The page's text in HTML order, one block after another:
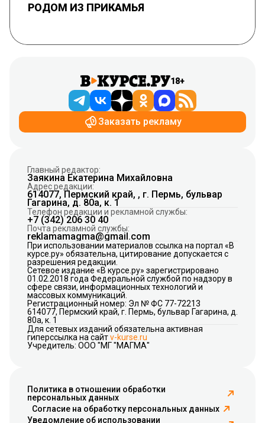
РОДОМ ИЗ ПРИКАМЬЯ
18+
Заказать рекламу
Главный редактор:
Заякина Екатерина Михайловна
Адрес редакции:
614077, Пермский край, , г. Пермь, бульвар
Гагарина, д. 80а, к. 1
Телефон редакции и рекламной службы:
+7 (342) 206 30 40
Почта рекламной службы:
reklamamagma@gmail.com
При использовании материалов ссылка на портал «В
курсе.ру» обязательна, цитирование допускается с
разрешения редакции.
Сетевое издание «В курсе.ру» зарегистрировано
01.02.2018 года Федеральной службой по надзору в
сфере связи, информационных технологий и
массовых коммуникаций.
Регистрационный номер: Эл № ФС 77-72213
614077, Пермский край, г. Пермь, бульвар Гагарина, д.
80а, к. 1
Для сетевых изданий обязательна активная
гиперссылка на сайтv-kurse.ru
Учредитель: ООО "МГ "МАГМА"
Политика в отношении обработки
персональных данных
Согласие на обработку персональных данных
Уведомление об использовании